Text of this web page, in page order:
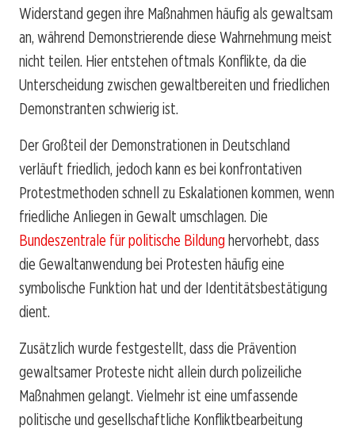
Widerstand gegen ihre Maßnahmen häufig als gewaltsam
an, während Demonstrierende diese Wahrnehmung meist
nicht teilen. Hier entstehen oftmals Konflikte, da die
Unterscheidung zwischen gewaltbereiten und friedlichen
Demonstranten schwierig ist.
Der Großteil der Demonstrationen in Deutschland
verläuft friedlich, jedoch kann es bei konfrontativen
Protestmethoden schnell zu Eskalationen kommen, wenn
friedliche Anliegen in Gewalt umschlagen. Die
Bundeszentrale für politische Bildung hervorhebt, dass
die Gewaltanwendung bei Protesten häufig eine
symbolische Funktion hat und der Identitätsbestätigung
dient.
Zusätzlich wurde festgestellt, dass die Prävention
gewaltsamer Proteste nicht allein durch polizeiliche
Maßnahmen gelangt. Vielmehr ist eine umfassende
politische und gesellschaftliche Konfliktbearbeitung